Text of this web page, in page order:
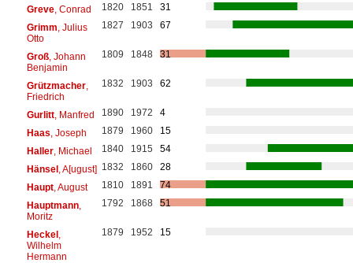
Greve, Conrad 1820 1851
31
Grimm , Julius
Otto
1827 1903 67
Groß, Johann
Benjamin
1809 1848 31
Grützmacher,
Friedrich
1832 1903 62
Gurlitt, Manfred 1890 1972
4
Haas , Joseph 1879 1960
15
Haller, Michael 1840 1915
54
Hänsel, A[ugust] 1832 1860
28
Haupt, August 1810 1891
74
Hauptmann,
Moritz
1792 1868 51
Heckel,
Wilhelm
Hermann
1879 1952 15